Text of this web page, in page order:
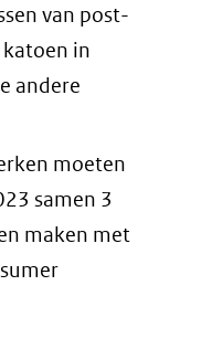
van post-
katoen in
andere
moeten
samen 3
maken met